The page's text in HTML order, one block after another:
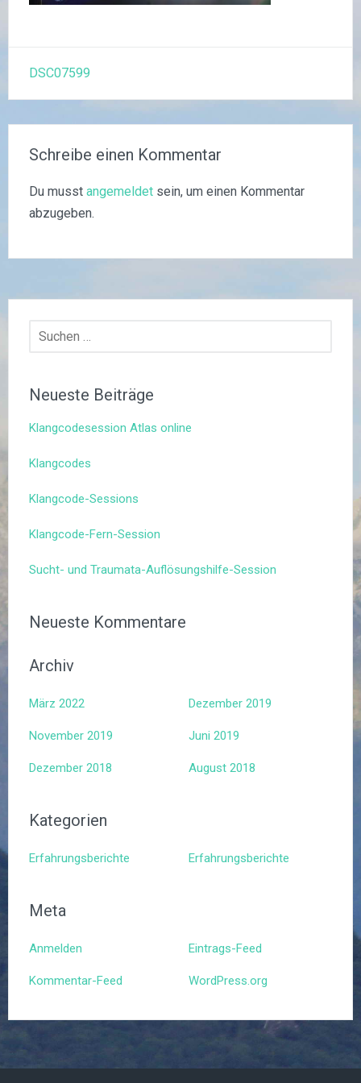
DSC07599
Schreibe einen Kommentar
Du musst angemeldet sein, um einen Kommentar
abzugeben.
Suchen
Neueste Beiträge
Klangcodesession Atlas online
Klangcodes
Klangcode-Sessions
Klangcode-Fern-Session
Sucht- und Traumata-Auflösungshilfe-Session
Neueste Kommentare
Archiv
März 2022 Dezember 2019
November 2019 Juni 2019
Dezember 2018 August 2018
Kategorien
Erfahrungsberichte Erfahrungsberichte
Meta
Anmelden Eintrags-Feed
Kommentar-Feed WordPress.org